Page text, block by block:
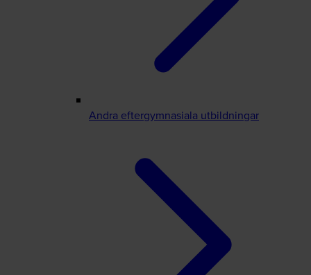
Andra eftergymnasiala utbildningar